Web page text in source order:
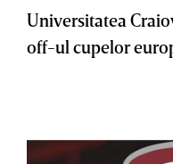
Universitatea
off-ul cupelor